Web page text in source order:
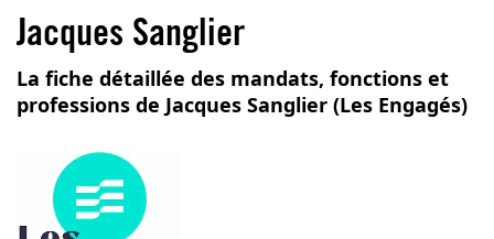
Jacques Sanglier
La fiche détaillée des mandats, fonctions et
professions de Jacques Sanglier (Les Engagés)